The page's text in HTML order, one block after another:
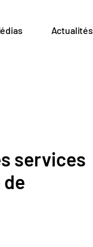
Actualités
services